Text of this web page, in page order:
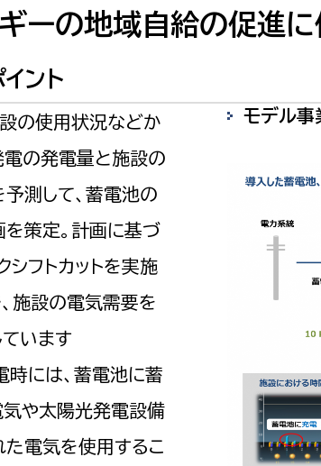
教育部
教育指導課
務局
務局 議会総務課
ーの地域自給の促進
ント
の使用状況などか
電の発電量と施設の
測して、蓄電池の
策定。計画に基づ
シフトカットを実施
施設の電気需要を
います
時には、蓄電池に蓄
気や太陽光発電設備
電気を使用するこ
モデル事